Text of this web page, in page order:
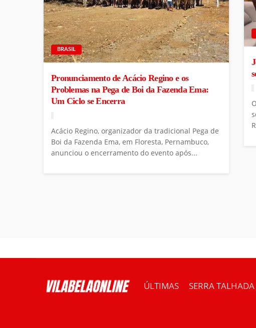
BRASIL
Pronunciamento de Acácio Regino e os
Problemas na Pega de Boi da Fazenda Ema:
Um Ciclo se Encerra
Acácio Regino, organizador da tradicional Pega de
Boi da Fazenda Ema, em Floresta, Pernambuco,
anunciou o encerramento do evento após...
ÚLTIMAS SERRA TALHADA